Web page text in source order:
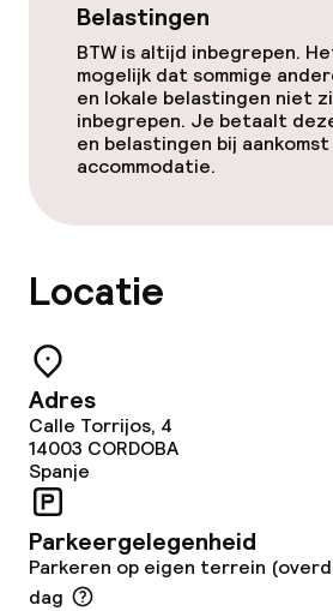
Dieetopties
Speciale dieetopties
Schoonmaakvoorzieningen
Beleid
Overal rookvrij
Belastingen
BTW is altijd inbegrepen.
mogelijk dat sommige
en lokale belastingen niet
inbegrepen. Je betaalt
en belastingen bij aankomst
accommodatie.
Locatie
Adres
Calle Torrijos, 4
14003 CORDOBA
Spanje
Parkeergelegenheid
Parkeren op eigen terrein
dag